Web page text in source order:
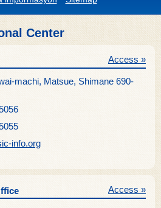
Center
machi, Matsue, Shimane 690-
Access »
info.org
Access »